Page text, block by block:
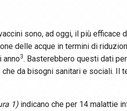
sono, ad oggi, il più efficace
delle acque in termini di
anno3. Basterebbero questi dati
da bisogni sanitari e sociali. Il
1) indicano che per 14 malattie